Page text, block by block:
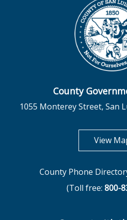
County
1055 Monterey Street, San
View
County Phone
(Toll free: 800-